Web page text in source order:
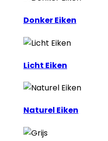
Donker Eiken
Licht Eiken
Naturel Eiken